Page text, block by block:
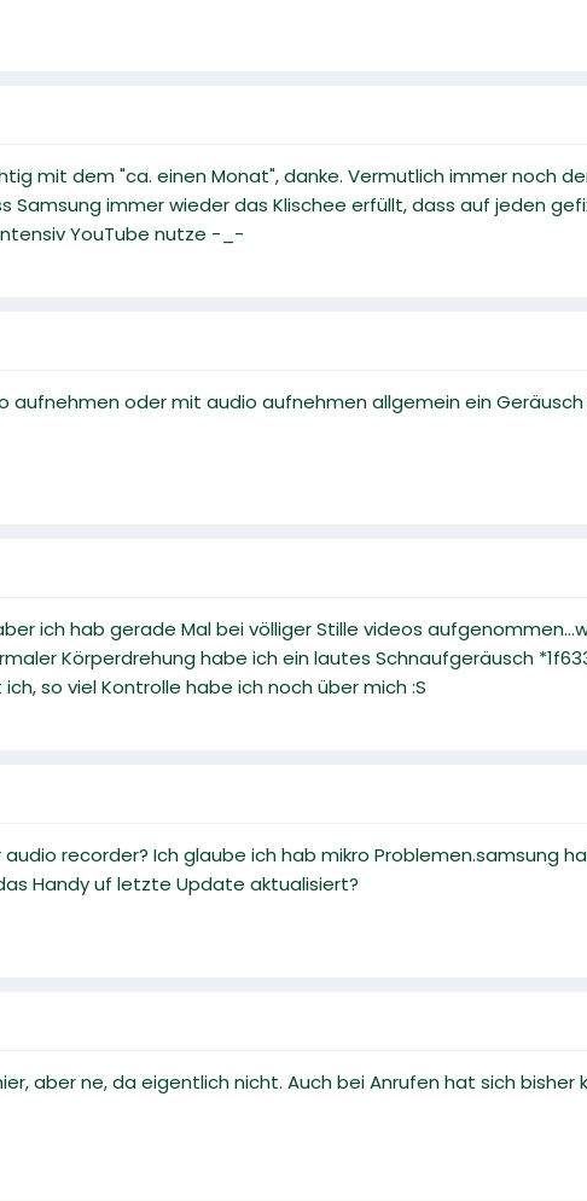
mit dem "ca. einen Monat", danke. Vermutlich immer noch
Samsung immer wieder das Klischee erfüllt, dass auf jeden
YouTube nutze -_-
aufnehmen oder mit audio aufnehmen allgemein ein
ich hab gerade Mal bei völliger Stille videos
Körperdrehung habe ich ein lautes Schnaufgeräusch
so viel Kontrolle habe ich noch über mich :S
recorder? Ich glaube ich hab mikro Problemen.samsung
Handy uf letzte Update aktualisiert?
aber ne, da eigentlich nicht. Auch bei Anrufen hat sich bisher